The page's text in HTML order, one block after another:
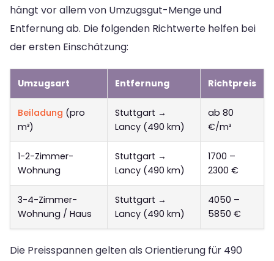
hängt vor allem von Umzugsgut-Menge und
Entfernung ab. Die folgenden Richtwerte helfen bei
der ersten Einschätzung:
Umzugsart Entfernung Richtpreis
Beiladung (pro
m³)
Stuttgart →
Lancy (490 km)
ab 80
€/m³
1-2-Zimmer-
Wohnung
Stuttgart →
Lancy (490 km)
1700 –
2300 €
3-4-Zimmer-
Wohnung / Haus
Stuttgart →
Lancy (490 km)
4050 –
5850 €
Die Preisspannen gelten als Orientierung für 490